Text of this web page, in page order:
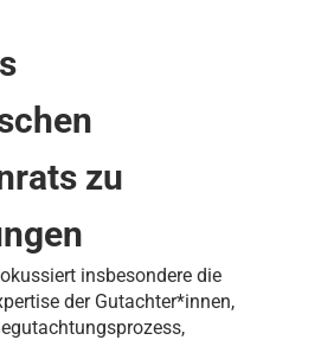
zu
insbesondere die
der Gutachter*innen,